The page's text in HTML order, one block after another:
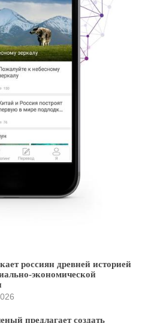
россиян древней историей
экономической
предлагает создать